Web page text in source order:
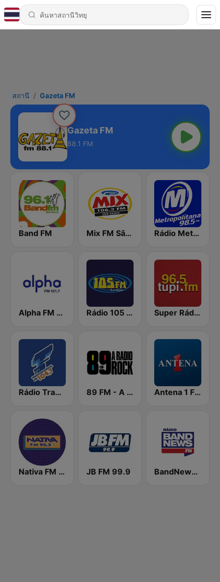
สถานี Gazeta FM
Gazeta FM
88.1 FM
Band FM Mix FM São Paulo Rádio Metropolitana 98.5 FM
Alpha FM 101.7 Rádio 105 FM Super Rádio Tupi
Rádio Transcontinental FM 89 FM - A Rádio Rock Antena 1 FM
Nativa FM - São Paulo JB FM 99.9 BandNews FM - 96.9 SP